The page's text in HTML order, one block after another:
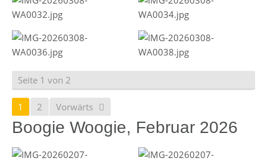
Seite 1 von 2
1 2 Vorwärts
Boogie Woogie, Februar 2026